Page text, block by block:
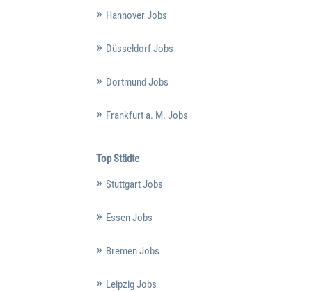
Hannover Jobs
Düsseldorf Jobs
Dortmund Jobs
Frankfurt a. M. Jobs
Top Städte
Stuttgart Jobs
Essen Jobs
Bremen Jobs
Leipzig Jobs